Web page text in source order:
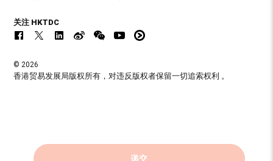
递交
关注 HKTDC
© 2026
香港贸易发展局版权所有，对违反版权者保留一切追索权利 。